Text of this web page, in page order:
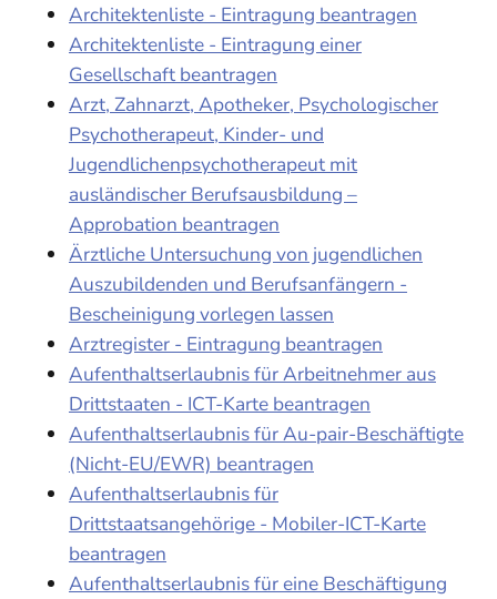
Architektenliste - Eintragung beantragen
Architektenliste - Eintragung einer
Gesellschaft beantragen
Arzt, Zahnarzt, Apotheker, Psychologischer
Psychotherapeut, Kinder- und
Jugendlichenpsychotherapeut mit
ausländischer Berufsausbildung –
Approbation beantragen
Ärztliche Untersuchung von jugendlichen
Auszubildenden und Berufsanfängern -
Bescheinigung vorlegen lassen
Arztregister - Eintragung beantragen
Aufenthaltserlaubnis für Arbeitnehmer aus
Drittstaaten - ICT-Karte beantragen
Aufenthaltserlaubnis für Au-pair-Beschäftigte
(Nicht-EU/EWR) beantragen
Aufenthaltserlaubnis für
Drittstaatsangehörige - Mobiler-ICT-Karte
beantragen
Aufenthaltserlaubnis für eine Beschäftigung